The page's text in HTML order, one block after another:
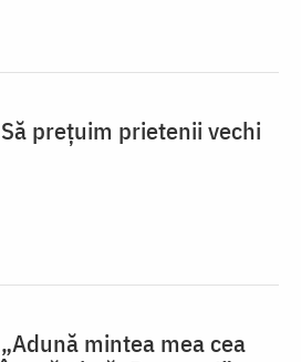
Să prețuim prietenii vechi
„Adună mintea mea cea